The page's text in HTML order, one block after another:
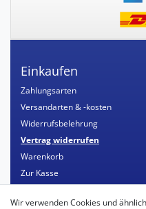
Einkaufen
Zahlungsarten
Versandarten & -kosten
Widerrufsbelehrung
Vertrag widerrufen
Warenkorb
Zur Kasse
Mein Konto
Wir verwenden Cookies und